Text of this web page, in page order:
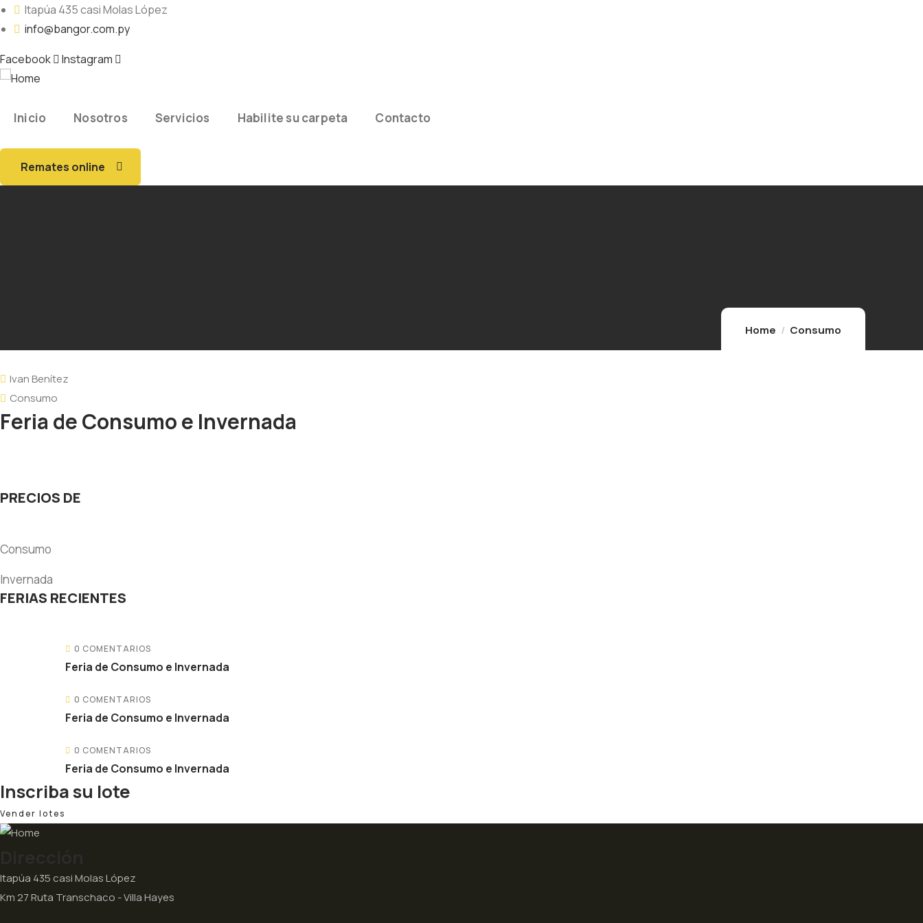
Itapúa 435 casi Molas López
info@bangor.com.py
Facebook
Instagram
Inicio Nosotros Servicios Habilite su carpeta Contacto
Remates online
Home Consumo
Ivan Benítez
Consumo
Feria de Consumo e Invernada
PRECIOS DE
Consumo
Invernada
FERIAS RECIENTES
0 COMENTARIOS
Feria de Consumo e Invernada
0 COMENTARIOS
Feria de Consumo e Invernada
0 COMENTARIOS
Feria de Consumo e Invernada
Inscriba su lote
Vender lotes
Itapúa 435 casi Molas López
Km 27 Ruta Transchaco - Villa Hayes